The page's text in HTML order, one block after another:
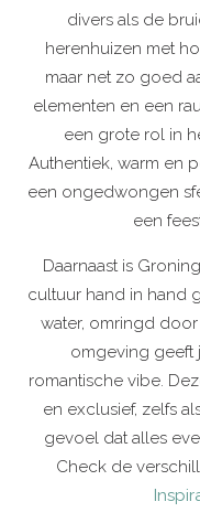
divers als de
herenhuizen met
maar net zo goed
elementen en een
een grote rol in
Authentiek, warm en
een ongedwongen
een
Daarnaast is
cultuur hand in hand
water, omringd
omgeving geeft
romantische vibe.
en exclusief, zelfs
gevoel dat alles
Check de